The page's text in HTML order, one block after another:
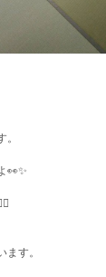
。
👀✨
ます。